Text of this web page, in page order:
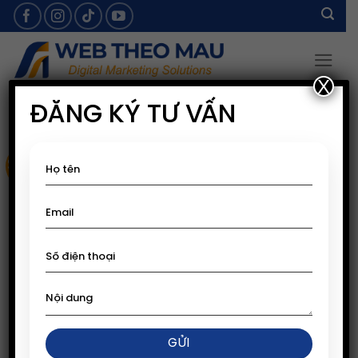
Skip
to
content
Sale!
ĐĂNG KÝ TƯ VẤN
X